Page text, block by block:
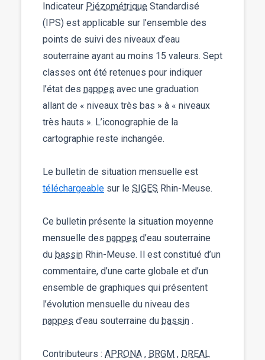
Indicateur Piézométrique Standardisé
(IPS) est applicable sur l’ensemble des
points de suivi des niveaux d’eau
souterraine ayant au moins 15 valeurs. Sept
classes ont été retenues pour indiquer
l’état des nappes avec une graduation
allant de « niveaux très bas » à « niveaux
très hauts ». L’iconographie de la
cartographie reste inchangée.
Le bulletin de situation mensuelle est
téléchargeable sur le SIGES Rhin-Meuse.
Ce bulletin présente la situation moyenne
mensuelle des nappes d’eau souterraine
du bassin Rhin-Meuse. Il est constitué d’un
commentaire, d’une carte globale et d’un
ensemble de graphiques qui présentent
l’évolution mensuelle du niveau des
nappes d’eau souterraine du bassin .
Contributeurs : APRONA , BRGM , DREAL